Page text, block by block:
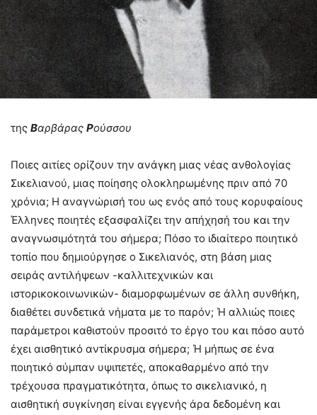
της Βαρβάρας Ρούσσου
Ποιες αιτίες ορίζουν την ανάγκη μιας νέας ανθολογίας
Σικελιανού, μιας ποίησης ολοκληρωμένης πριν από 70
χρόνια; Η αναγνώρισή του ως ενός από τους κορυφαίους
Έλληνες ποιητές εξασφαλίζει την απήχησή του και την
αναγνωσιμότητά του σήμερα; Πόσο το ιδιαίτερο ποιητικό
τοπίο που δημιούργησε ο Σικελιανός, στη βάση μιας
σειράς αντιλήψεων -καλλιτεχνικών και
ιστορικοκοινωνικών- διαμορφωμένων σε άλλη συνθήκη,
διαθέτει συνδετικά νήματα με το παρόν; Ή αλλιώς ποιες
παράμετροι καθιστούν προσιτό το έργο του και πόσο αυτό
έχει αισθητικό αντίκρυσμα σήμερα; Ή μήπως σε ένα
ποιητικό σύμπαν υψιπετές, αποκαθαρμένο από την
τρέχουσα πραγματικότητα, όπως το σικελιανικό, η
αισθητική συγκίνηση είναι εγγενής άρα δεδομένη και